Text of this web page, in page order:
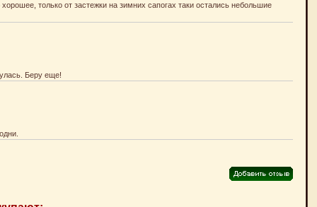
только от застежки на зимних сапогах таки остались небольшие
Беру еще!